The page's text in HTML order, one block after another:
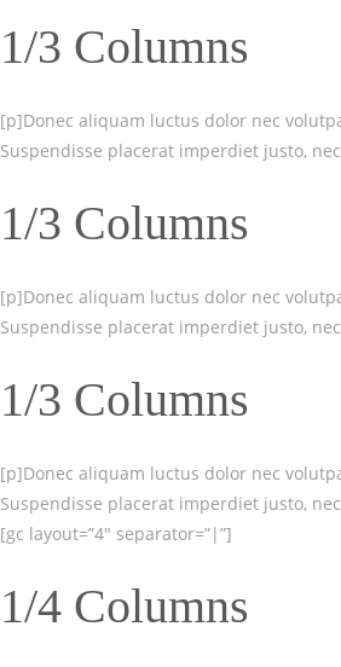
1/3 Columns
[p]Donec aliquam luctus dolor nec
Suspendisse placerat imperdiet justo,
1/3 Columns
[p]Donec aliquam luctus dolor nec
Suspendisse placerat imperdiet justo,
1/3 Columns
[p]Donec aliquam luctus dolor nec
Suspendisse placerat imperdiet justo,
[gc layout=”4″ separator=”|”]
1/4 Columns